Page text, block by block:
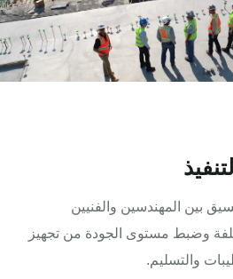
والفنيين
مستوى الجودة من تجهيز